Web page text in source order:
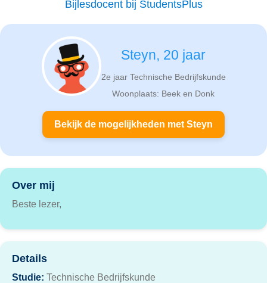
Bijlesdocent bij StudentsPlus
Steyn, 20 jaar
2e jaar Technische Bedrijfskunde
Woonplaats: Beek en Donk
Bekijk de mogelijkheden met Steyn
Over mij
Beste lezer,
Details
Studie: Technische Bedrijfskunde